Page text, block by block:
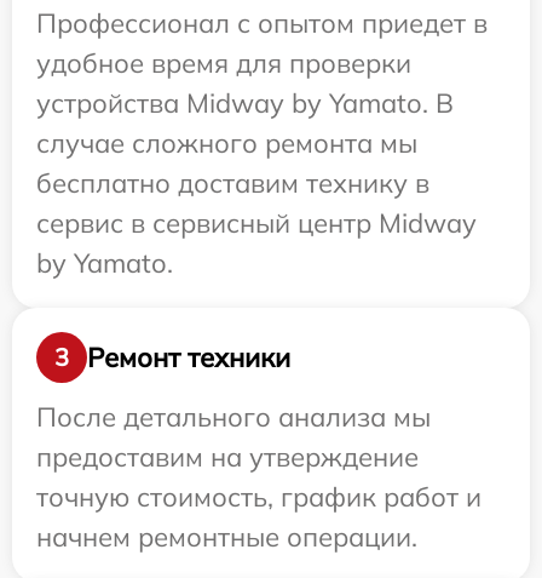
Профессионал с опытом приедет в
удобное время для проверки
устройства Midway by Yamato. В
случае сложного ремонта мы
бесплатно доставим технику в
сервис в сервисный центр Midway
by Yamato.
3
Ремонт техники
После детального анализа мы
предоставим на утверждение
точную стоимость, график работ и
начнем ремонтные операции.